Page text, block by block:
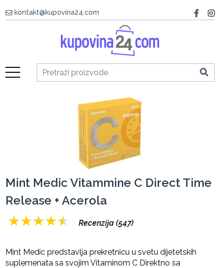
kontakt@kupovina24.com
Mint Medic Vitammine C Direct Time
Release + Acerola
★★★★★ Recenzija (547)
Mint Medic predstavlja prekretnicu u svetu dijetetskih
suplemenata sa svojim Vitaminom C Direktno sa